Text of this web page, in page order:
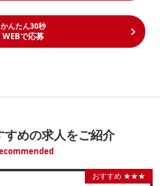
かんたん30秒
WEBで応募
すめの求人をご紹介
おすすめ ★★★